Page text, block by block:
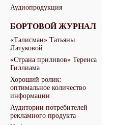
Аудиопродукция
БОРТОВОЙ ЖУРНАЛ
«Талисман» Татьяны
Латуковой
«Страна приливов» Теренса
Гиллиама
Хороший ролик:
оптимальное количество
информации
Аудитории потребителей
рекламного продукта